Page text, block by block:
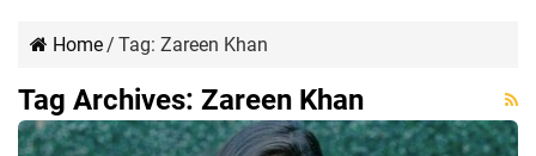
Home/ Tag: Zareen Khan
Tag Archives: Zareen Khan